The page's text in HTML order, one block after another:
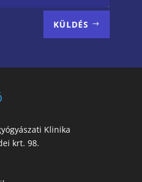
KÜLDÉS
Klinika
krt. 98.